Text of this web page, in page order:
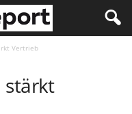
Vertrieb
stärkt